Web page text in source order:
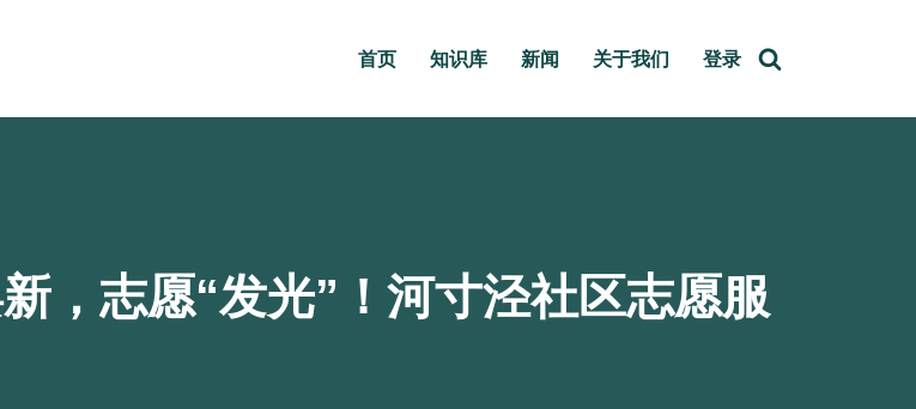
首页 知识库 新闻 关于我们 登录
，志愿“发光”！河寸泾社区志愿服